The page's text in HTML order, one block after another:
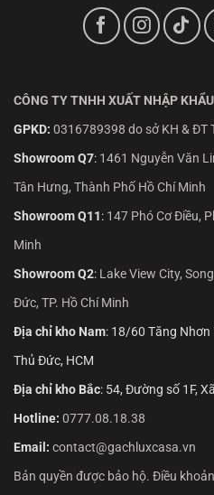
CÔNG TY TNHH XUẤT NHẬP
GPKD: 0316789398 do sở KH & ĐT
Showroom Q7: 1461 Nguyễn Văn
Tân Hưng, Thành Phố Hồ Chí Minh
Showroom Q11: 147 Phó Cơ Điều,
Minh
Showroom Q2: Lake View City,
Đức, TP. Hồ Chí Minh
Địa chỉ kho Nam: 18/60 Tăng Nhơn
Thủ Đức, HCM
Địa chỉ kho Bắc: 54, Đường số 1F,
Hotline: 0777.08.18.38
Email: contact@gachluxcasa.vn
Bản quyền được bảo hộ. Điều